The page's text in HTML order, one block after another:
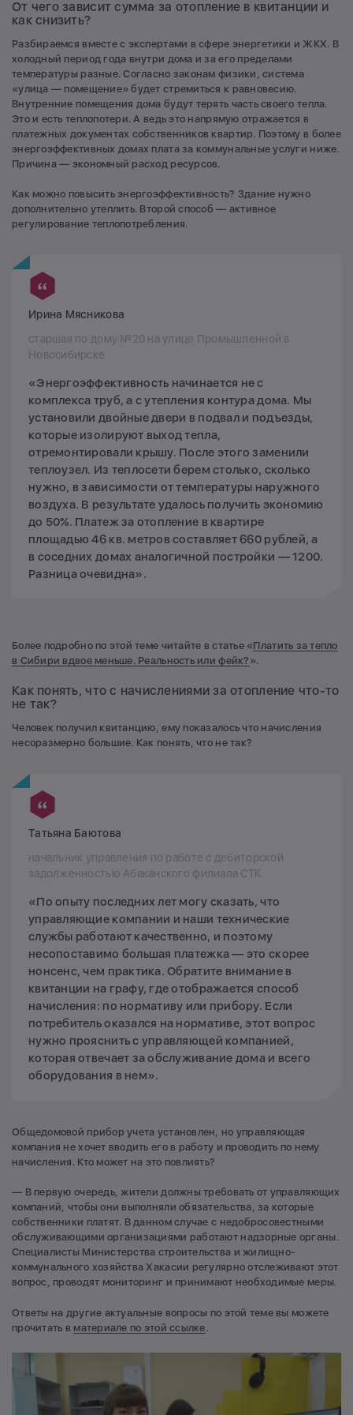
От чего зависит сумма за отопление в квитанции и
как снизить?
Разбираемся вместе с экспертами в сфере энергетики и ЖКХ. В
холодный период года внутри дома и за его пределами
температуры разные. Согласно законам физики, система
«улица — помещение» будет стремиться к равновесию.
Внутренние помещения дома будут терять часть своего тепла.
Это и есть теплопотери. А ведь это напрямую отражается в
платежных документах собственников квартир. Поэтому в более
энергоэффективных домах плата за коммунальные услуги ниже.
Причина — экономный расход ресурсов.
Как можно повысить энергоэффективность? Здание нужно
дополнительно утеплить. Второй способ — активное
регулирование теплопотребления.
Ирина Мясникова
старшая по дому №20 на улице Промышленной в
Новосибирске
«Энергоэффективность начинается не с
комплекса труб, а с утепления контура дома. Мы
установили двойные двери в подвал и подъезды,
которые изолируют выход тепла,
отремонтировали крышу. После этого заменили
теплоузел. Из теплосети берем столько, сколько
нужно, в зависимости от температуры наружного
воздуха. В результате удалось получить экономию
до 50%. Платеж за отопление в квартире
площадью 46 кв. метров составляет 660 рублей, а
в соседних домах аналогичной постройки — 1200.
Разница очевидна».
Более подробно по этой теме читайте в статье «Платить за тепло
в Сибири вдвое меньше. Реальность или фейк? ».
Как понять, что с начислениями за отопление что-то
не так?
Человек получил квитанцию, ему показалось что начисления
несоразмерно большие. Как понять, что не так?
Татьяна Баютова
начальник управления по работе с дебиторской
задолженностью Абаканского филиала СТК
«По опыту последних лет могу сказать, что
управляющие компании и наши технические
службы работают качественно, и поэтому
несопоставимо большая платежка — это скорее
нонсенс, чем практика. Обратите внимание в
квитанции на графу, где отображается способ
начисления: по нормативу или прибору. Если
потребитель оказался на нормативе, этот вопрос
нужно прояснить с управляющей компанией,
которая отвечает за обслуживание дома и всего
оборудования в нем».
Общедомовой прибор учета установлен, но управляющая
компания не хочет вводить его в работу и проводить по нему
начисления. Кто может на это повлиять?
— В первую очередь, жители должны требовать от управляющих
компаний, чтобы они выполняли обязательства, за которые
собственники платят. В данном случае с недобросовестными
обслуживающими организациями работают надзорные органы.
Специалисты Министерства строительства и жилищно-
коммунального хозяйства Хакасии регулярно отслеживают этот
вопрос, проводят мониторинг и принимают необходимые меры.
Ответы на другие актуальные вопросы по этой теме вы можете
прочитать в материале по этой ссылке.